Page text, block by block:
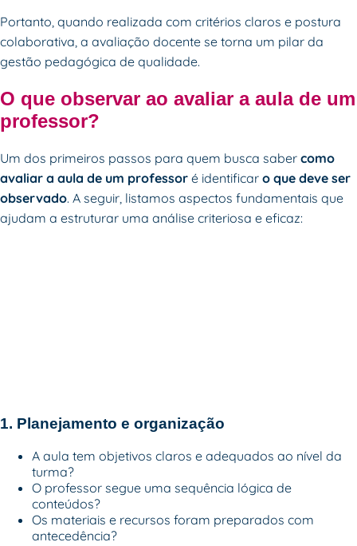
Portanto, quando realizada com critérios claros e postura
colaborativa, a avaliação docente se torna um pilar da
gestão pedagógica de qualidade.
O que observar ao avaliar a aula de um
professor?
Um dos primeiros passos para quem busca saber como
avaliar a aula de um professor é identificar o que deve ser
observado. A seguir, listamos aspectos fundamentais que
ajudam a estruturar uma análise criteriosa e eficaz:
1. Planejamento e organização
A aula tem objetivos claros e adequados ao nível da
turma?
O professor segue uma sequência lógica de
conteúdos?
Os materiais e recursos foram preparados com
antecedência?